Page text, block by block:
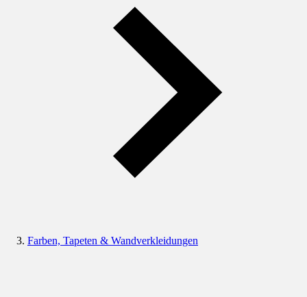
Farben, Tapeten & Wandverkleidungen